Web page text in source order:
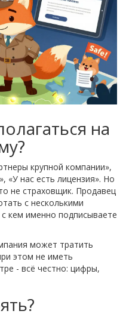
на
крупной компании»,
«У нас есть лицензия». Но
не страховщик. Продавец
с несколькими
кем именно подписываете
может тратить
этом не иметь
- всё честно: цифры,